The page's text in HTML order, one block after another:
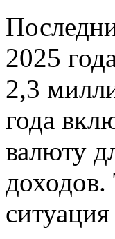
2025
2,3
года
валюту
доходов.